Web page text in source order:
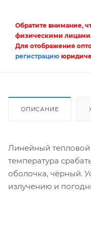
Обратите внимание,
физическими
Для отображения
регистрацию
ОПИСАНИЕ
Линейный тепловой
температура
оболочка, чёрный.
излучению и